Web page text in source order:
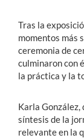
Tras la
momentos más
ceremonia de
culminaron con
la práctica y la
Karla
síntesis de la
relevante en la